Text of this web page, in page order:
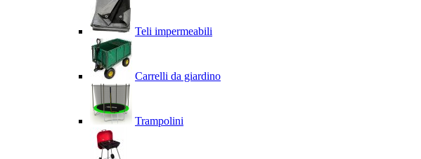
Teli impermeabili
Carrelli da giardino
Trampolini